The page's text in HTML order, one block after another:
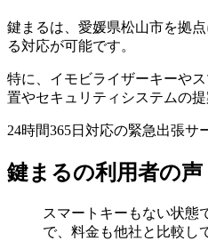
鍵まるは、愛媛県松山市を拠
る対応が可能です。
特に、イモビライザーキーや
置やセキュリティシステムの
24時間365日対応の緊急出張
鍵まるの利用者の声
スマートキーもない状態
で、料金も他社と比較し